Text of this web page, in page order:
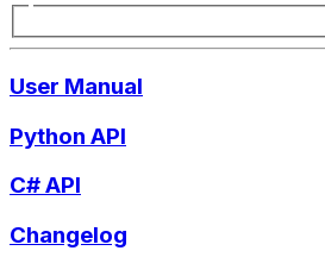
User Manual
Python API
C# API
Changelog